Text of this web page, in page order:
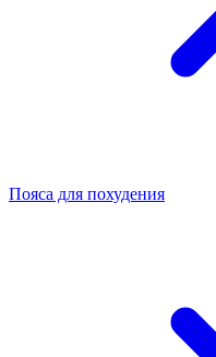
Пояса для похудения